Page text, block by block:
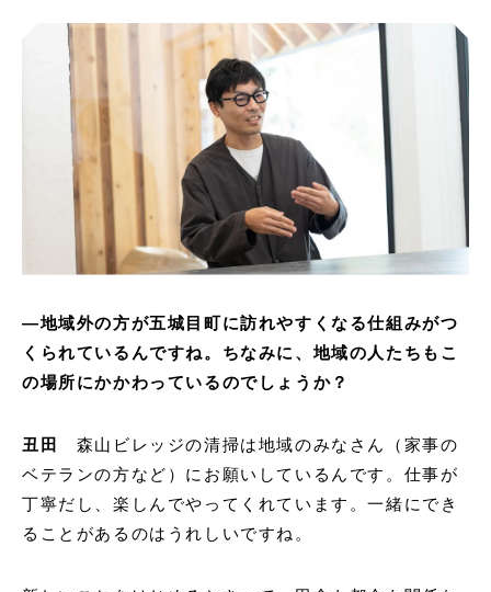
―地域外の方が五城目町に訪れやすくなる仕組みがつ
くられているんですね。ちなみに、地域の人たちもこ
の場所にかかわっているのでしょうか？
丑田
森山ビレッジの清掃は地域のみなさん（家事の
ベテランの方など）にお願いしているんです。仕事が
丁寧だし、楽しんでやってくれています。一緒にでき
ることがあるのはうれしいですね。